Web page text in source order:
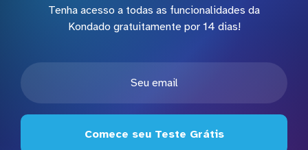
Tenha acesso a todas as funcionalidades da
Kondado gratuitamente por 14 dias!
Comece seu Teste Grátis